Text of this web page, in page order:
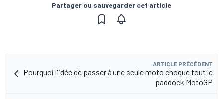
Partager ou sauvegarder cet article
ARTICLE PRÉCÉDENT
Pourquoi l'idée de passer à une seule moto choque tout le
paddock MotoGP